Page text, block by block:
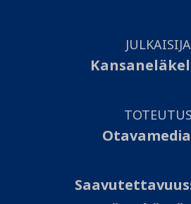
JULKAISIJA
TOTEUTUS